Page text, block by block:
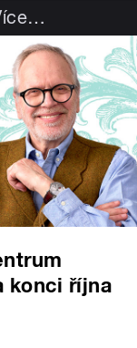
…
konci října